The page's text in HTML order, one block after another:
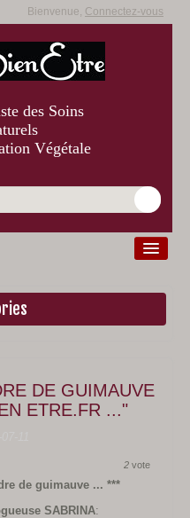
Bienvenue, Connectez-vous
des Soins
Végétale
DE GUIMAUVE
ETRE.FR ..."
2 vote
de guimauve ... ***
SABRINA: